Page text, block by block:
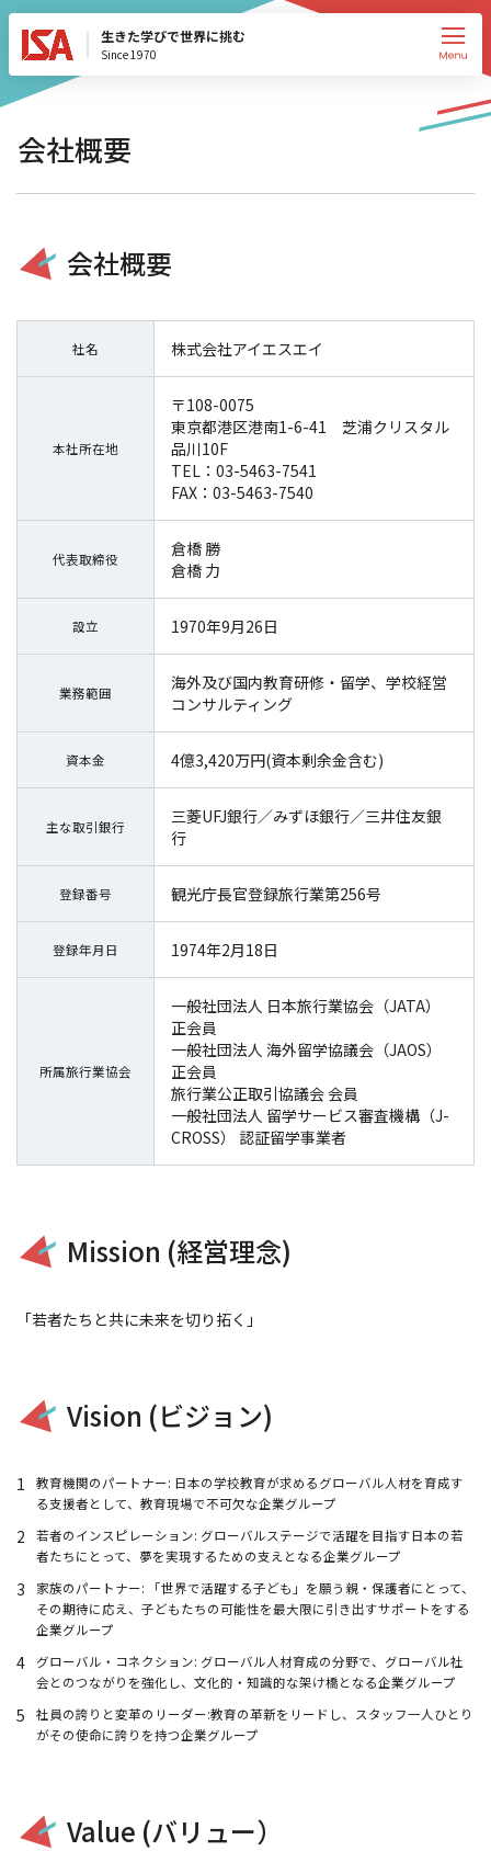
生きた学びで世界に挑む
Since 1970
会社概要
会社概要
社名 株式会社アイエスエイ
本社所在地
〒108-0075
東京都港区港南1-6-41 芝浦クリスタル
品川10F
TEL：03-5463-7541
FAX：03-5463-7540
代表取締役
倉橋 勝
倉橋 力
設立 1970年9月26日
業務範囲
海外及び国内教育研修・留学、学校経営
コンサルティング
資本金 4億3,420万円(資本剰余金含む)
主な取引銀行
三菱UFJ銀行／みずほ銀行／三井住友銀
行
登録番号 観光庁長官登録旅行業第256号
登録年月日 1974年2月18日
所属旅行業協会
一般社団法人 日本旅行業協会（JATA）
正会員
一般社団法人 海外留学協議会（JAOS）
正会員
旅行業公正取引協議会 会員
一般社団法人 留学サービス審査機構（J-
CROSS） 認証留学事業者
Mission (経営理念)
「若者たちと共に未来を切り拓く」
Vision (ビジョン)
1
教育機関のパートナー: 日本の学校教育が求めるグローバル人材を育成す
る支援者として、教育現場で不可欠な企業グループ
2
若者のインスピレーション: グローバルステージで活躍を目指す日本の若
者たちにとって、夢を実現するための支えとなる企業グループ
3
家族のパートナー: 「世界で活躍する子ども」を願う親・保護者にとって、
その期待に応え、子どもたちの可能性を最大限に引き出すサポートをする
企業グループ
4
グローバル・コネクション: グローバル人材育成の分野で、グローバル社
会とのつながりを強化し、文化的・知識的な架け橋となる企業グループ
5
社員の誇りと変革のリーダー:教育の革新をリードし、スタッフ一人ひとり
がその使命に誇りを持つ企業グループ
Value (バリュー）